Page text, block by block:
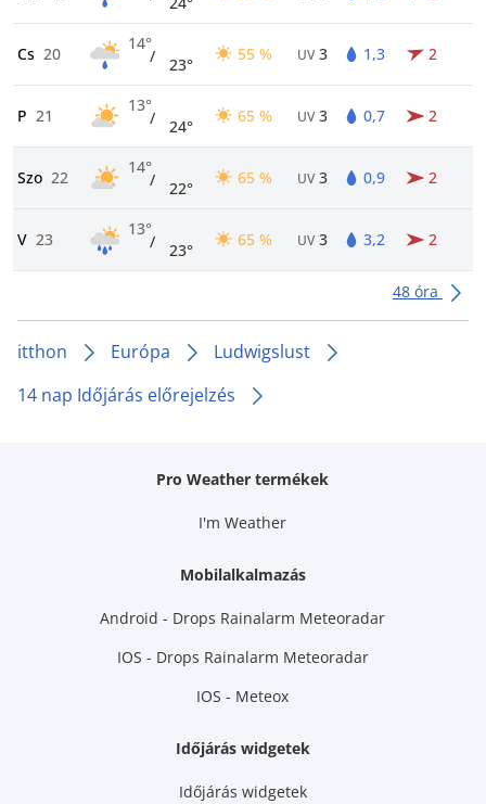
Cs 20
14°
/ 23°
55 % UV 3 1,3 2
P 21
13°
/ 24°
65 % UV 3 0,7 2
Szo 22
14°
/ 22°
65 % UV 3 0,9 2
V 23
13°
/ 23°
65 % UV 3 3,2 2
48 óra
itthon Európa
Ludwigslust
14 nap Időjárás előrejelzés
Pro Weather termékek
I'm Weather
Mobilalkalmazás
Android - Drops Rainalarm Meteoradar
IOS - Drops Rainalarm Meteoradar
IOS - Meteox
Időjárás widgetek
Időjárás widgetek